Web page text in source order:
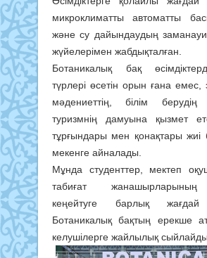
микроклиматты автоматты
және су дайындаудың заманауи
жүйелерімен жабдықталған.
Ботаникалық бақ
түрлері өсетін орын ғана емес,
мәдениеттің, білім
туризмнің дамуына қызмет
тұрғындары мен қонақтары жиі
мекенге айналады.
Мұнда студенттер, мектеп
табиғат
кеңейтуге барлық жағдай
Ботаникалық бақтың ерекше
келушілерге жайлылық сыйлайды.